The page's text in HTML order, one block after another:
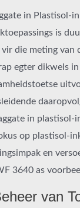
in Plastisol-
is
die meting van
egter dikwels
in
op plastisol-
en
3640 as
van